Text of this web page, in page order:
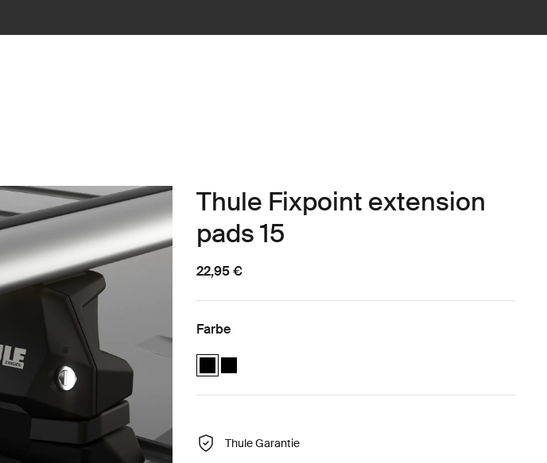
Thule Fixpoint extension
pads 15
22,95 €
Farbe
Thule Fixpoint extension pads Schwarz (selected)
Thule Fixpoint extension pads Schwarz
Thule Garantie